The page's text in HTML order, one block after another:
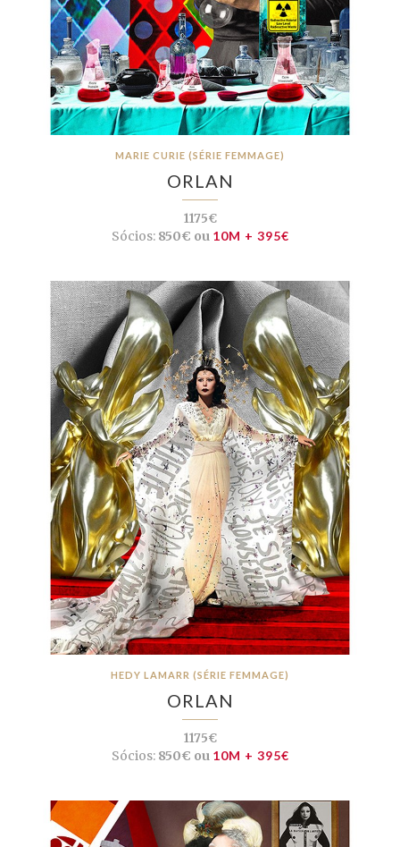
MARIE CURIE (SÉRIE FEMMAGE)
ORLAN
1175€
Sócios:850€ ou 10M + 395€
HEDY LAMARR (SÉRIE FEMMAGE)
ORLAN
1175€
Sócios:850€ ou 10M + 395€